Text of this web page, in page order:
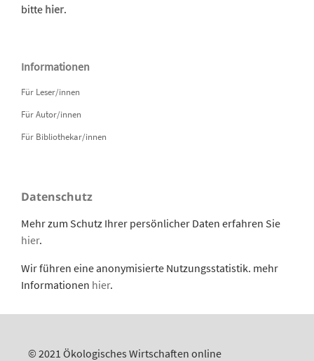
bitte hier.
Informationen
Für Leser/innen
Für Autor/innen
Für Bibliothekar/innen
Datenschutz
Mehr zum Schutz Ihrer persönlicher Daten erfahren Sie
hier.
Wir führen eine anonymisierte Nutzungsstatistik. mehr
Informationen hier.
© 2021 Ökologisches Wirtschaften online